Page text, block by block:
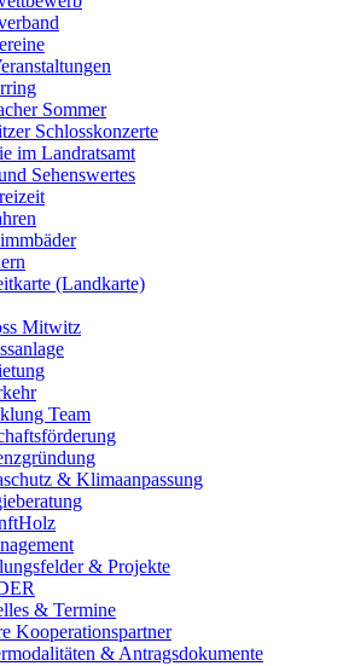
Sommer
Schlosskonzerte
im Landratsamt
Sehenswertes
(Landkarte)
Mitwitz
Team
& Klimaanpassung
& Projekte
& Termine
Kooperationspartner
& Antragsdokumente